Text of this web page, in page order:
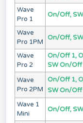
Wave
Pro 1
On/Off,
Wave
Pro 1PM
On/Off,
Wave
Pro 2
On/Off 1,
SW On/Off
Wave
Pro 2PM
On/Off 1,
SW On/Off
Wave 1
Mini
On/Off,